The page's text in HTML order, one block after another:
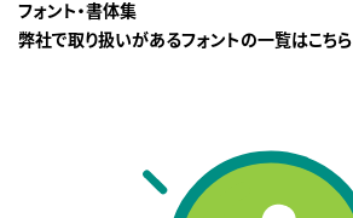
フォント・書体集
弊社で取り扱いがあるフォントの一覧はこちら